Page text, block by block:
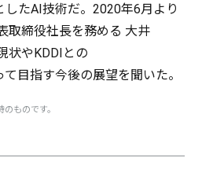
したAI技術だ。2020年6月より
取締役社長を務める 大井
状やKDDIとの
て 目指す今後の展望を聞いた。
のものです。